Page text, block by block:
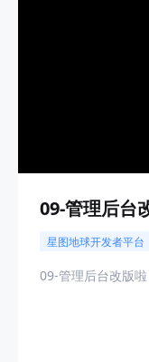
09-管理后台
星图地球开发者平台
09-管理后台改版